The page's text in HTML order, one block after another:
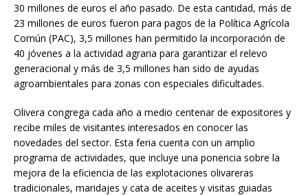
30 millones de euros el año pasado. De esta cantidad, más de
23 millones de euros fueron para pagos de la Política Agrícola
Común (PAC), 3,5 millones han permitido la incorporación de
40 jóvenes a la actividad agraria para garantizar el relevo
generacional y más de 3,5 millones han sido de ayudas
agroambientales para zonas con especiales dificultades.
Olivera congrega cada año a medio centenar de expositores y
recibe miles de visitantes interesados en conocer las
novedades del sector. Esta feria cuenta con un amplio
programa de actividades, que incluye una ponencia sobre la
mejora de la eficiencia de las explotaciones olivareras
tradicionales, maridajes y cata de aceites y visitas guiadas